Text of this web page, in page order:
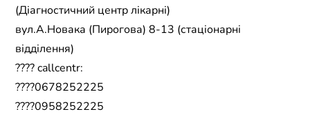
(Діагностичний центр лікарні)
вул.А.Новака (Пирогова) 8-13 (стаціонарні
відділення)
???? callcentr:
????0678252225
????0958252225